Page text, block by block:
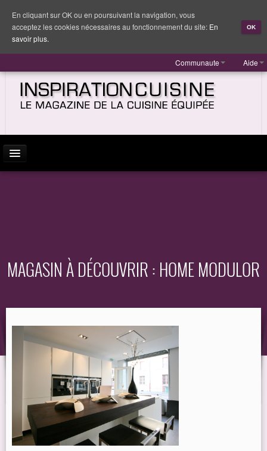
Communaute Aide
GUIDE
MAGASIN À DÉCOUVRIR : HOME MODULOR
En cliquant sur OK ou en poursuivant la navigation, vous
acceptez les cookies nécessaires au fonctionnement du site: En
savoir plus.
OK